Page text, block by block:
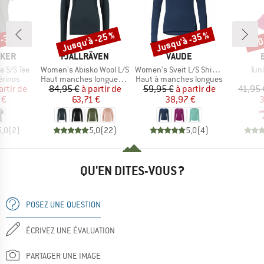
S/S Tee
réduit
de
(2)
%
MARQUE
FJÄLLRÄVEN
Article
Women's Abisko Wool L/S
Product group
Haut manches longues en mérinos
Prix
84,95 € Prix réduit
à partir de
63,71 €
5,0(22)
Remise
Jusqu'à -25 %
MARQUE
VAUDE
Article
Women's Sveit L/S Shirt II
Product group
Haut à manches longues
Prix
59,95 € Prix réduit
à partir de
38,97 €
5,0(4)
Remise
Jusqu'à -35 %
41,95
-
QU'EN DITES-VOUS ?
POSEZ UNE QUESTION
ÉCRIVEZ UNE ÉVALUATION
PARTAGER UNE IMAGE